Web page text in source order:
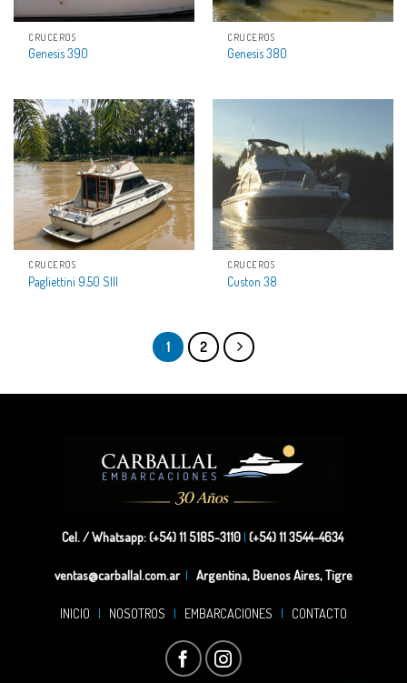
CRUCEROS
Genesis 390
CRUCEROS
Genesis 380
CRUCEROS
Pagliettini 9.50 SIII
CRUCEROS
Custon 38
1 2
Cel. / Whatsapp: (+54) 11 5185-3110 | (+54) 11 3544-4634
ventas@carballal.com.ar | Argentina, Buenos Aires, Tigre
INICIO | NOSOTROS | EMBARCACIONES | CONTACTO